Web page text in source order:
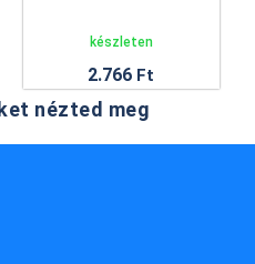
készleten
2.766 Ft
nézted meg